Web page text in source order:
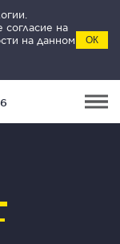
на
на данном
ОК